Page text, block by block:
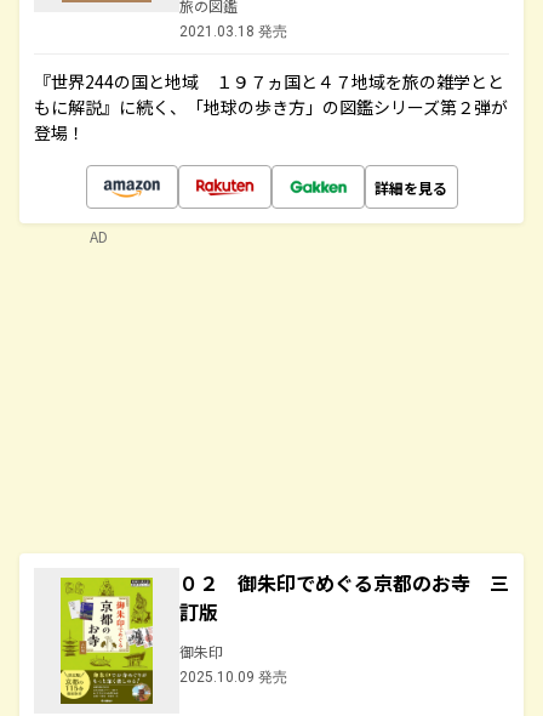
旅の図鑑
2021.03.18 発売
『世界244の国と地域 １９７ヵ国と４７地域を旅の雑学とと
もに解説』に続く、「地球の歩き方」の図鑑シリーズ第２弾が
登場！
詳細を見る
０２ 御朱印でめぐる京都のお寺 三
訂版
御朱印
2025.10.09 発売
AD